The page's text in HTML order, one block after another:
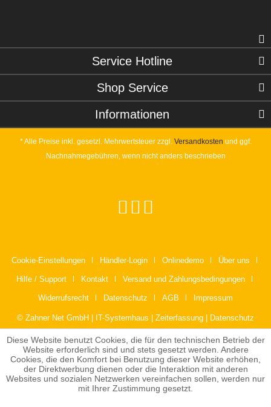
Service Hotline
Shop Service
Informationen
* Alle Preise inkl. gesetzl. Mehrwertsteuer zzgl. Versandkosten und ggf.
Nachnahmegebühren, wenn nicht anders beschrieben
Cookie-Einstellungen Händler-Login Onlinedemo Über uns
Hilfe / Support Kontakt Versand und Zahlungsbedingungen
Widerrufsrecht Datenschutz AGB Impressum
© Zahner Net GmbH | IT-Systemhaus | Zeiterfassung | Datenschutz
Diese Website benutzt Cookies, die für den technischen Betrieb der
Website erforderlich sind und stets gesetzt werden. Andere
Cookies, die den Komfort bei Benutzung dieser Website erhöhen,
der Direktwerbung dienen oder die Interaktion mit anderen
Websites und sozialen Netzwerken vereinfachen sollen, werden nur
mit Ihrer Zustimmung gesetzt.